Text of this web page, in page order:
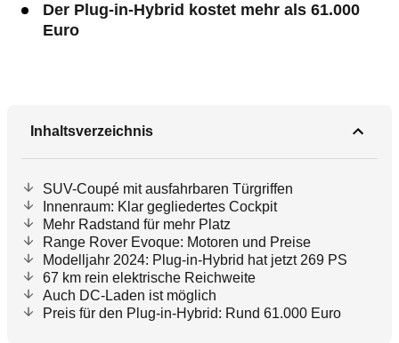
Der Plug‑in-Hybrid kostet mehr als 61.000
Euro
Inhaltsverzeichnis
SUV-Coupé mit ausfahrbaren Türgriffen
Innenraum: Klar gegliedertes Cockpit
Mehr Radstand für mehr Platz
Range Rover Evoque: Motoren und Preise
Modelljahr 2024: Plug-in-Hybrid hat jetzt 269 PS
67 km rein elektrische Reichweite
Auch DC-Laden ist möglich
Preis für den Plug-in-Hybrid: Rund 61.000 Euro